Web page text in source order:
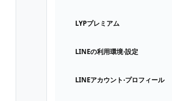
LYPプレミアム
LINEの利用環境⋅設定
LINEアカウント⋅プロフィール